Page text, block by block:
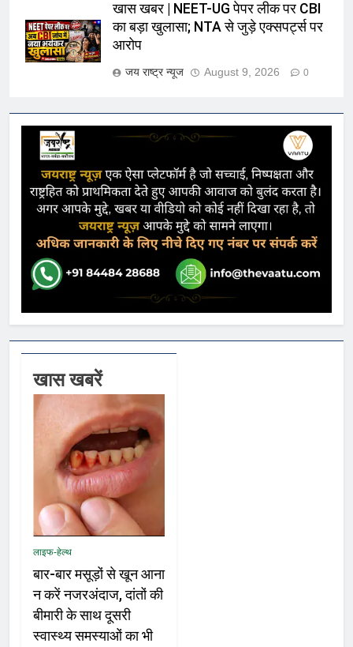
खास खबर | NEET-UG पेपर लीक पर CBI
का बड़ा खुलासा; NTA से जुड़े एक्सपर्ट्स पर
आरोप
जय राष्ट्र न्यूज August 9, 2026 0
खास खबरें
लाइफ-हेल्थ
बार-बार मसूड़ों से खून आना
न करें नजरअंदाज, दांतों की
बीमारी के साथ दूसरी
स्वास्थ्य समस्याओं का भी